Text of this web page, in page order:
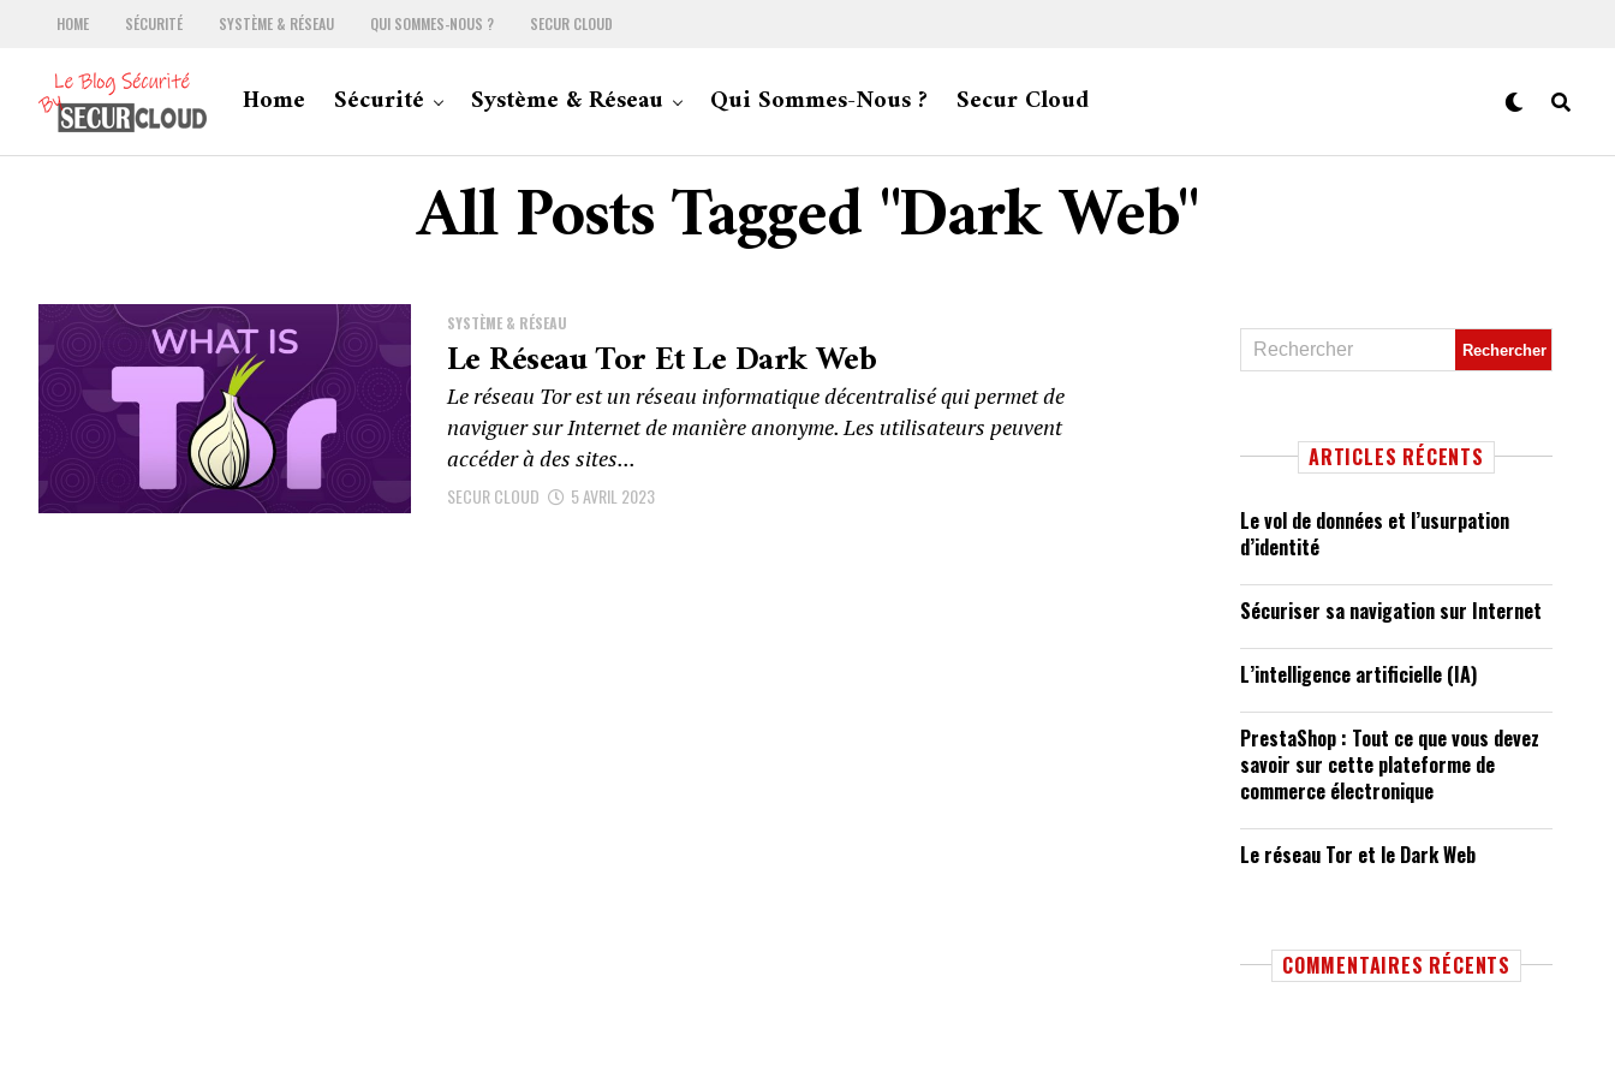
HOME SÉCURITÉ SYSTÈME & RÉSEAU QUI SOMMES-NOUS ? SECUR CLOUD
Home Sécurité Système & Réseau Qui Sommes-Nous ? Secur Cloud
All Posts Tagged "Dark Web"
SYSTÈME & RÉSEAU
Le Réseau Tor Et Le Dark Web
Le réseau Tor est un réseau informatique décentralisé qui permet de
naviguer sur Internet de manière anonyme. Les utilisateurs peuvent
accéder à des sites...
SECUR CLOUD 5 AVRIL 2023
ARTICLES RÉCENTS
Le vol de données et l’usurpation
d’identité
Sécuriser sa navigation sur Internet
L’intelligence artificielle (IA)
PrestaShop : Tout ce que vous devez
savoir sur cette plateforme de
commerce électronique
Le réseau Tor et le Dark Web
COMMENTAIRES RÉCENTS